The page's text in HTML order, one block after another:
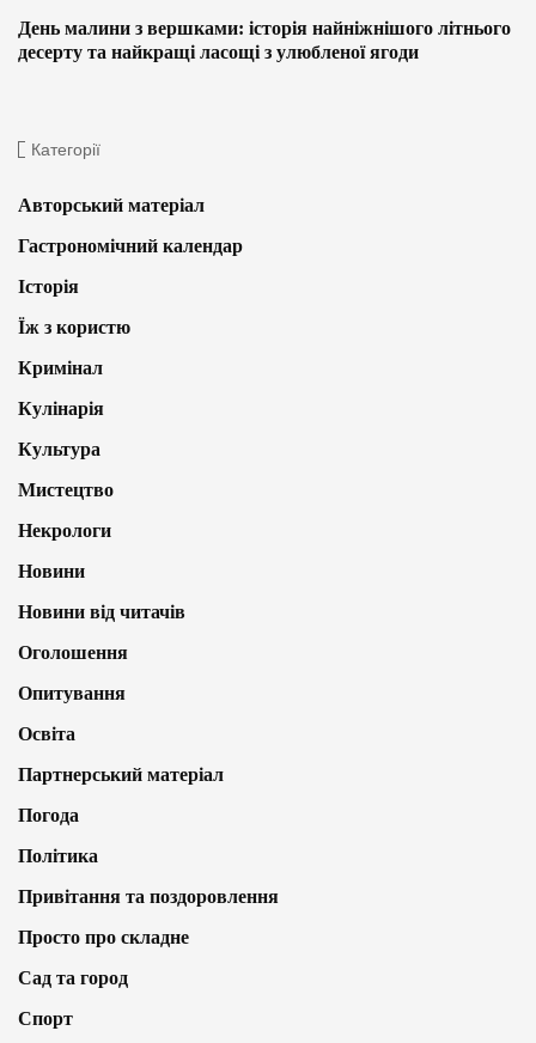
День малини з вершками: історія найніжнішого літнього
десерту та найкращі ласощі з улюбленої ягоди
Категорії
Авторський матеріал
Гастрономічний календар
Історія
Їж з користю
Кримінал
Кулінарія
Культура
Мистецтво
Некрологи
Новини
Новини від читачів
Оголошення
Опитування
Освіта
Партнерський матеріал
Погода
Політика
Привітання та поздоровлення
Просто про складне
Сад та город
Спорт